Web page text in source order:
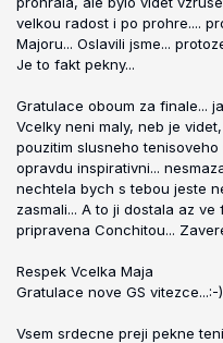
velkou radost i po prohre....
Majoru... Oslavili jsme...
Je to fakt pekny...
Gratulace oboum za finale...
Vcelky neni maly, neb je
pouzitim slusneho tenisoveho
opravdu inspirativni...
nechtela bych s tebou jeste
zasmali... A to ji dostala az
pripravena Conchitou...
Respek Vcelka Maja
Gratulace nove GS vitezce...:-)
Vsem srdecne preji pekne